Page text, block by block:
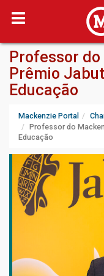
Professor
Prêmio
Educação
Mackenzie Portal
Professor do
Educação